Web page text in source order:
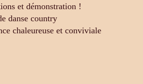
et démonstration !
danse country
chaleureuse et conviviale